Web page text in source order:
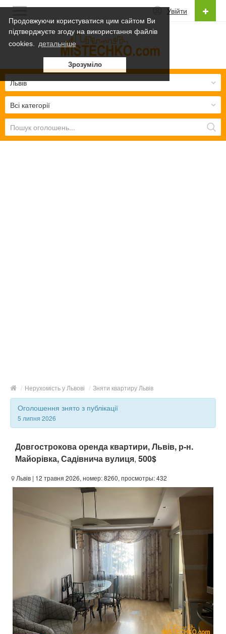
Продовжуючи користуватися цим сайтом Ви
підтверджуєте згоду на використання файлів
cookies.
детальніше
Зрозуміло
Увійти
Українська
Українська
Русский
Всі категорії
Львів
/ Нерухомість у Львові / Зняти квартиру Львів
Оголошення знято з публікації
5 липня 2026
Довгострокова оренда квартири, Львів, р‑н.
Майорівка, Садівнича вулиця, 500$
Львів | 12 травня 2026, номер: 8260, просмотры: 432